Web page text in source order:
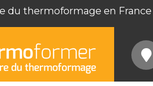
du thermoformage en France